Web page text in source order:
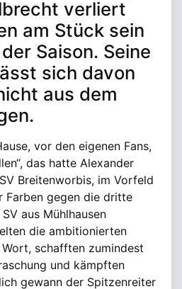
verliert
am Stück sein
Saison. Seine
sich davon
aus dem
vor den eigenen Fans,
das hatte Alexander
Breitenworbis, im Vorfeld
Farben gegen die dritte
aus Mühlhausen
die ambitionierten
schafften zumindest
und kämpften
gewann der Spitzenreiter